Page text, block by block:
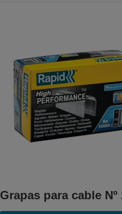
Grapas para cable Nº